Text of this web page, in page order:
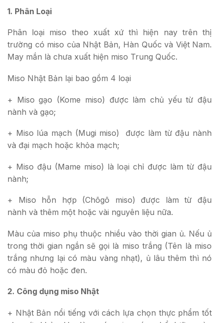
1. Phân Loại
Phân loại miso theo xuất xứ thì hiện nay trên thị
trường có miso của Nhật Bản, Hàn Quốc và Việt Nam.
May mắn là chưa xuất hiện miso Trung Quốc.
Miso Nhật Bản lại bao gồm 4 loại
+ Miso gạo (Kome miso) được làm chủ yếu từ đậu
nành và gạo;
+ Miso lúa mạch (Mugi miso) được làm từ đậu nành
và đại mạch hoặc khỏa mạch;
+ Miso đậu (Mame miso) là loại chỉ được làm từ đậu
nành;
+ Miso hỗn hợp (Chōgō miso) được làm từ đậu
nành và thêm một hoặc vài nguyên liệu nữa.
Màu của miso phụ thuộc nhiều vào thời gian ủ. Nếu ủ
trong thời gian ngắn sẽ gọi là miso trắng (Tên là miso
trắng nhưng lại có màu vàng nhạt), ủ lâu thêm thì nó
có màu đỏ hoặc đen.
2. Công dụng miso Nhật
+ Nhật Bản nổi tiếng với cách lựa chọn thực phẩm tốt